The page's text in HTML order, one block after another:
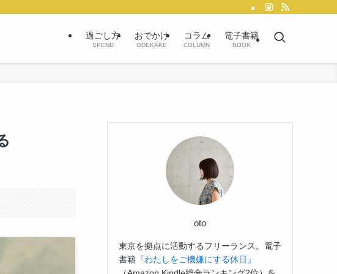
過ごし方
SPEND
おでかけ
ODEKAKE
コラム
COLUMN
電子書籍
BOOK
oto
東京を拠点に活動するフリーランス。電子
書籍 『わたしをご機嫌にする休日』